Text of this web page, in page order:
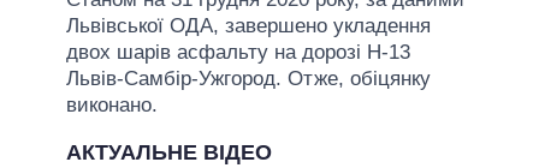
Львівської ОДА, завершено укладення
двох шарів асфальту на дорозі Н-13
Львів-Самбір-Ужгород. Отже, обіцянку
виконано.
АКТУАЛЬНЕ ВІДЕО